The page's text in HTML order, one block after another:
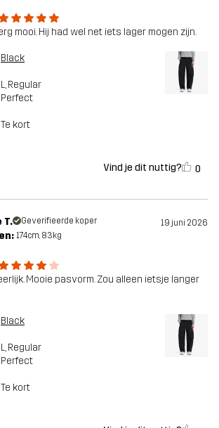
mooi. Hij had wel net iets lager mogen zijn.
Black
L, Regular
Perfect
Te kort
Vind je dit nuttig? 0
T. Geverifieerde koper 19 juni 2026
174cm, 83kg
Mooie pasvorm. Zou alleen ietsje langer
Black
L, Regular
Perfect
Te kort